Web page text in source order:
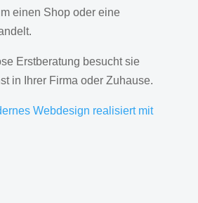
einen Shop oder eine
Erstberatung besucht sie
in Ihrer Firma oder Zuhause.
Webdesign realisiert mit